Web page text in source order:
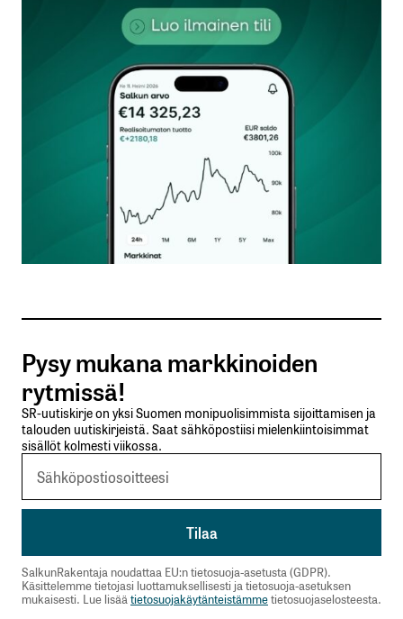
Sähköpostiosoitettasi ei julkaista.Pakolliset
kentät on merkitty*
Kommentti*
Nimesi tai nimimerkkisi
Sähköpostiosoitteesi
Tilaa SalkunRakentajan uutiskirje
Lähetä kommentti
Pysy mukana markkinoiden
rytmissä!
SR-uutiskirje on yksi Suomen monipuolisimmista sijoittamisen ja
talouden uutiskirjeistä. Saat sähköpostiisi mielenkiintoisimmat
sisällöt kolmesti viikossa.
SalkunRakentaja noudattaa EU:n tietosuoja-asetusta (GDPR).
Käsittelemme tietojasi luottamuksellisesti ja tietosuoja-asetuksen
mukaisesti. Lue lisää tietosuojakäytänteistämmetietosuojaselosteesta.